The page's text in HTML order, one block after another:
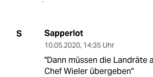
S Sapperlot
10.05.2020, 14:35 Uhr
"Dann müssen die Landräte
Chef Wieler übergeben"